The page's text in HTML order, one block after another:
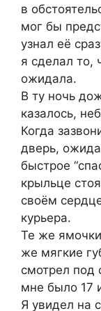
в
мог бы
узнал её
я сделал то,
ожидала.
В ту ночь
казалось,
Когда
дверь,
быстрое
крыльце
своём
курьера.
Те же
же мягкие
смотрел под
мне было 17
Я увидел на